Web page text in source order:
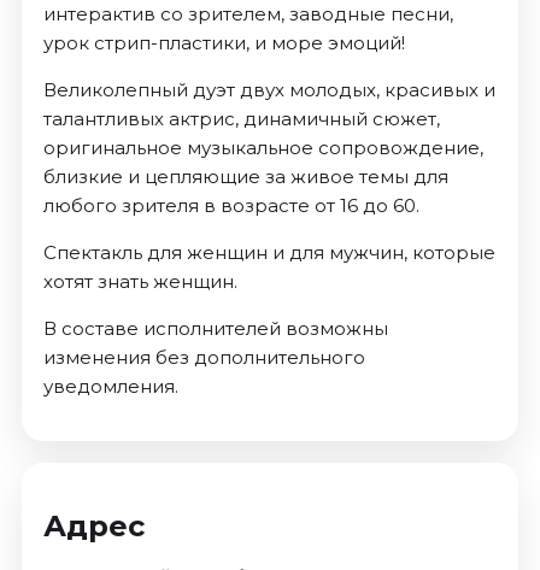
интерактив со зрителем, заводные песни,
урок стрип-пластики, и море эмоций!
Великолепный дуэт двух молодых, красивых и
талантливых актрис, динамичный сюжет,
оригинальное музыкальное сопровождение,
близкие и цепляющие за живое темы для
любого зрителя в возрасте от 16 до 60.
Спектакль для женщин и для мужчин, которые
хотят знать женщин.
В составе исполнителей возможны
изменения без дополнительного
уведомления.
Адрес